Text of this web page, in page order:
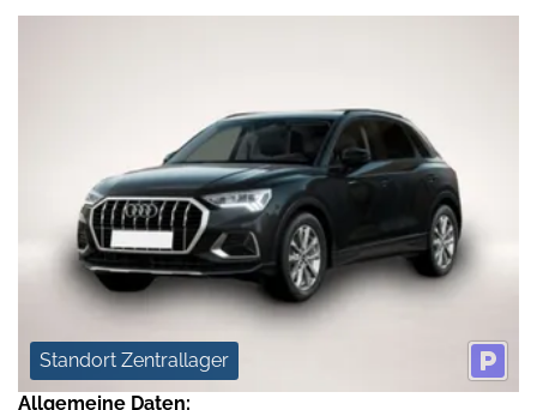
Standort Zentrallager
Allgemeine Daten: